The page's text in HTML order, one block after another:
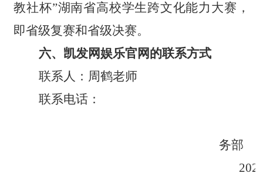
教社杯”湖南省高校学生跨文化能力大赛，
即省级复赛和省级决赛。
六、凯发网娱乐官网的联系方式
联系人：周鹤老师
联系电话：
务部